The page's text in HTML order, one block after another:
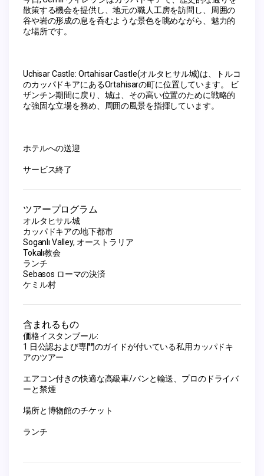
散策する機会を提供し、地元の職人工房を訪問し、周囲の
谷や岩の形成の息を呑むような景色を眺めながら、魅力的
な場所です。
Uchisar Castle: Ortahisar Castle(オルタヒサル城)は、トルコ
のカッパドキアにあるOrtahisarの町に位置しています。 ビ
ザンチン期間に戻り、城は、その高い位置のために戦略的
な強固な立場を務め、周囲の風景を指揮しています。
ホテルへの送迎
サービス終了
ツアープログラム
オルタヒサル城
カッパドキアの地下都市
Soganlı Valley, オーストラリア
Tokalı教会
ランチ
Sebasos ローマの決済
ケミル村
含まれるもの
価格イスタンブール:
1 日公認および専門のガイドが付いている私用カッパドキ
アのツアー
エアコン付きの快適な高級車/バンと輸送、プロのドライバ
ーと禁煙
場所と博物館のチケット
ランチ